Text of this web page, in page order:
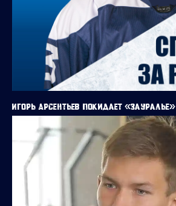
Игорь Арсентьев покидает «Зауралье»